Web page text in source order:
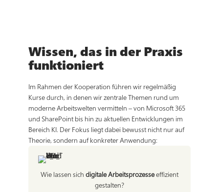
Wissen, das in der Praxis
funktioniert
Im Rahmen der Kooperation führen wir regelmäßig
Kurse durch, in denen wir zentrale Themen rund um
moderne Arbeitswelten vermitteln – von Microsoft 365
und SharePoint bis hin zu aktuellen Entwicklungen im
Bereich KI. Der Fokus liegt dabei bewusst nicht nur auf
Theorie, sondern auf konkreter Anwendung:
Wie lassen sich digitale Arbeitsprozesseeffizient
gestalten?